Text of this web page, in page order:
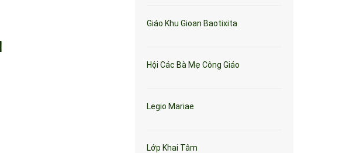
Giáo Khu Gioan Baotixita
Hội Các Bà Mẹ Công Giáo
Legio Mariae
Lớp Khai Tâm